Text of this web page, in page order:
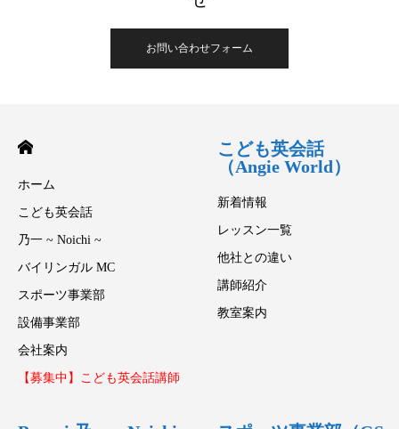
お問い合わせフォーム
ホーム
こども英会話
乃一 ~ Noichi ~
バイリンガル MC
スポーツ事業部
設備事業部
会社案内
【募集中】こども英会話講師
こども英会話
（Angie World）
新着情報
レッスン一覧
他社との違い
講師紹介
教室案内